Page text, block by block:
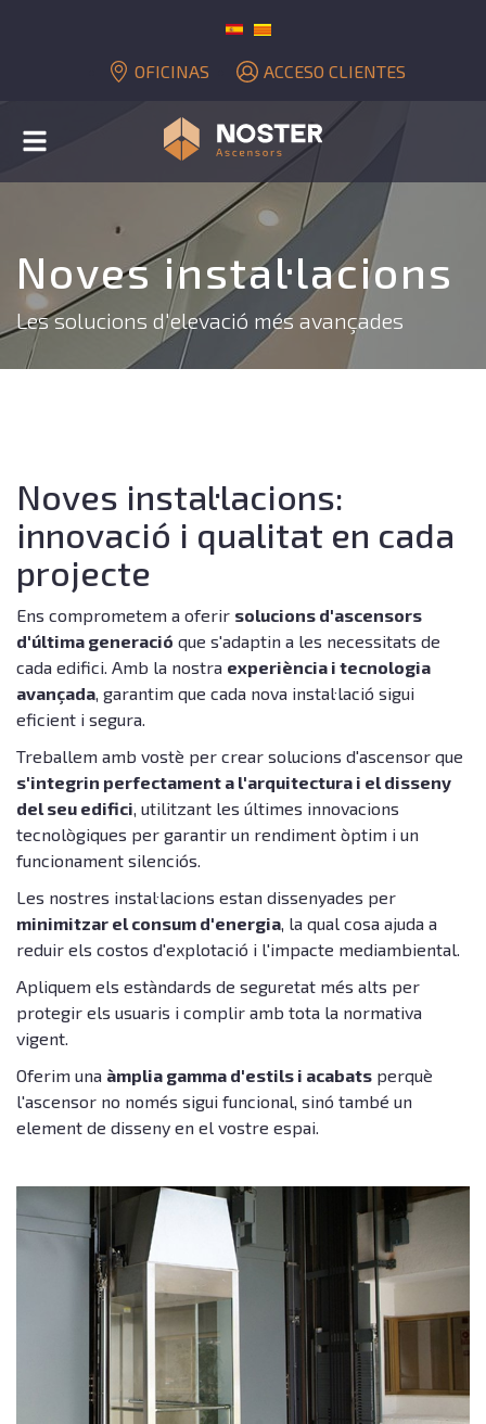
OFICINAS ACCESO CLIENTES
Toggle
navigation
Noves instal·lacions
Les solucions d'elevació més avançades
Noves instal·lacions:
innovació i qualitat en cada
projecte
Ens comprometem a oferir solucions d'ascensors
d'última generació que s'adaptin a les necessitats de
cada edifici. Amb la nostra experiència i tecnologia
avançada, garantim que cada nova instal·lació sigui
eficient i segura.
Treballem amb vostè per crear solucions d'ascensor que
s'integrin perfectament a l'arquitectura i el disseny
del seu edifici, utilitzant les últimes innovacions
tecnològiques per garantir un rendiment òptim i un
funcionament silenciós.
Les nostres instal·lacions estan dissenyades per
minimitzar el consum d'energia, la qual cosa ajuda a
reduir els costos d'explotació i l'impacte mediambiental.
Apliquem els estàndards de seguretat més alts per
protegir els usuaris i complir amb tota la normativa
vigent.
Oferim una àmplia gamma d'estils i acabats perquè
l'ascensor no només sigui funcional, sinó també un
element de disseny en el vostre espai.